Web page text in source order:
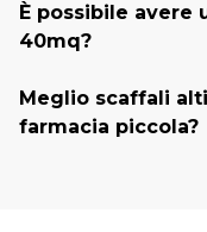
È possibile avere
40mq?
Meglio scaffali
farmacia piccola?